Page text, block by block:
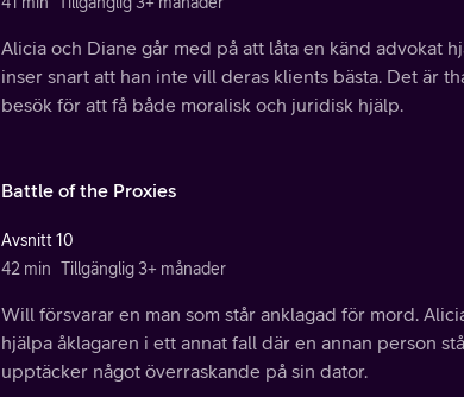
Alicia och Diane går med på att låta en känd advokat
inser snart att han inte vill deras klients bästa. Det är
besök för att få både moralisk och juridisk hjälp.
Battle of the Proxies
Avsnitt 10
42 min Tillgänglig 3+ månader
Will försvarar en man som står anklagad för mord.
hjälpa åklagaren i ett annat fall där en annan person
upptäcker något överraskande på sin dator.